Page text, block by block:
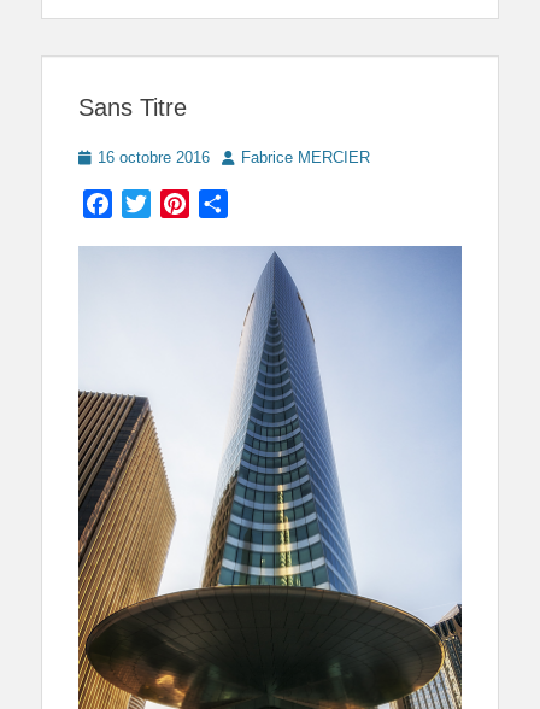
Sans Titre
Posted
16 octobre 2016 AuthorFabrice MERCIER
Facebook
TwitterPinterest